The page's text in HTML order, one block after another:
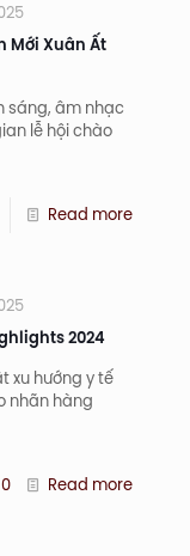
Mới Xuân Ất
sáng, âm nhạc
lễ hội chào
Read more
2024
xu hướng y tế
nhãn hàng
0 Read more